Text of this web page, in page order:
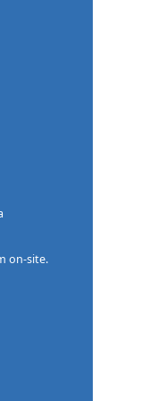
on-site.